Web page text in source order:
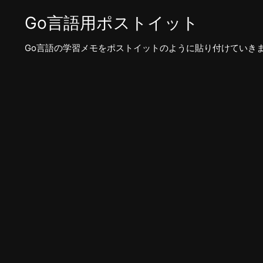
Go言語用ポストイット
Go言語の学習メモをポストイットのように貼り付けていき